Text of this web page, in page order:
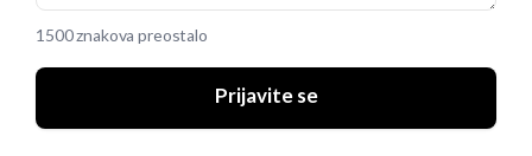
1500 znakova preostalo
Prijavite se